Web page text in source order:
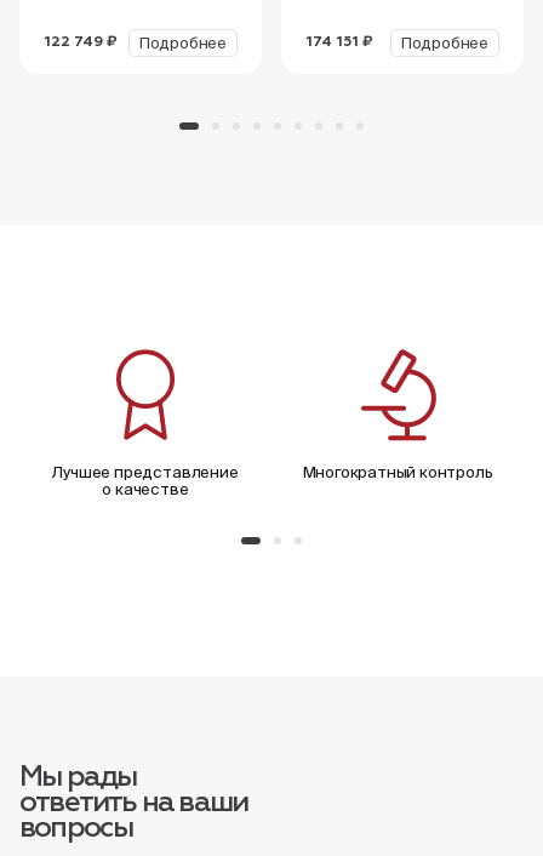
122 749 ₽ Подробнее 174 151 ₽ Подробнее
Лучшее представление
о качестве
Многократный контроль
Мы рады
ответить на ваши
вопросы